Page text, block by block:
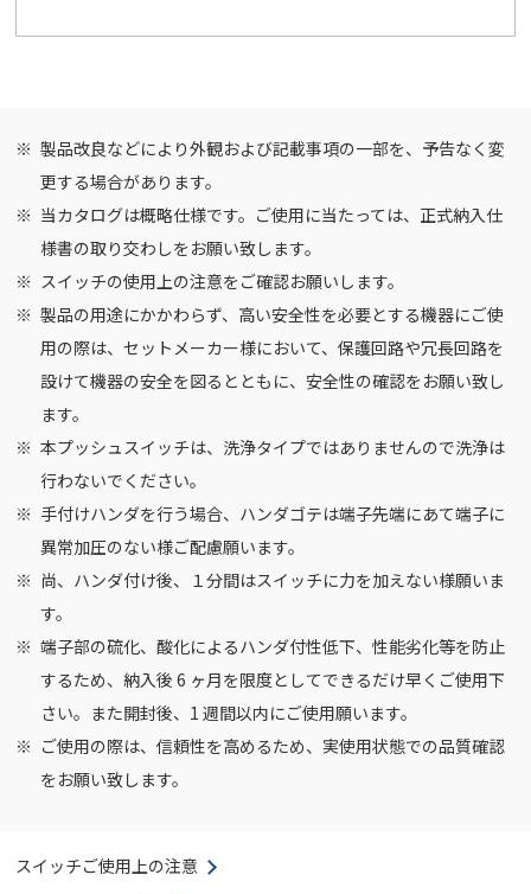
製品改良などにより外観および記載事項の一部を、予告なく変
更する場合があります。
当カタログは概略仕様です。ご使用に当たっては、正式納入仕
様書の取り交わしをお願い致します。
スイッチの使用上の注意をご確認お願いします。
製品の用途にかかわらず、高い安全性を必要とする機器にご使
用の際は、セットメーカー様において、保護回路や冗長回路を
設けて機器の安全を図るとともに、安全性の確認をお願い致し
ます。
本プッシュスイッチは、洗浄タイプではありませんので洗浄は
行わないでください。
手付けハンダを行う場合、ハンダゴテは端子先端にあて端子に
異常加圧のない様ご配慮願います。
尚、ハンダ付け後、１分間はスイッチに力を加えない様願いま
す。
端子部の硫化、酸化によるハンダ付性低下、性能劣化等を防止
するため、納入後 6 ヶ月を限度としてできるだけ早くご使用下
さい。また開封後、1 週間以内にご使用願います。
ご使用の際は、信頼性を高めるため、実使用状態での品質確認
をお願い致します。
スイッチご使用上の注意